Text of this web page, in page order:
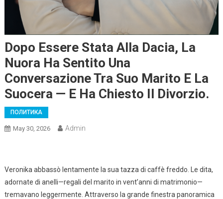
Dopo Essere Stata Alla Dacia, La
Nuora Ha Sentito Una
Conversazione Tra Suo Marito E La
Suocera — E Ha Chiesto Il Divorzio.
ПОЛИТИКА
May 30, 2026 Admin
Veronika abbassò lentamente la sua tazza di caffè freddo. Le dita,
adornate di anelli—regali del marito in vent’anni di matrimonio—
tremavano leggermente. Attraverso la grande finestra panoramica